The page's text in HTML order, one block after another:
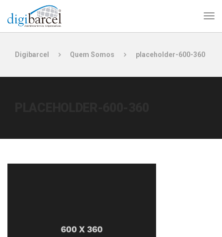
Digibarcel Quem Somos placeholder-600-360